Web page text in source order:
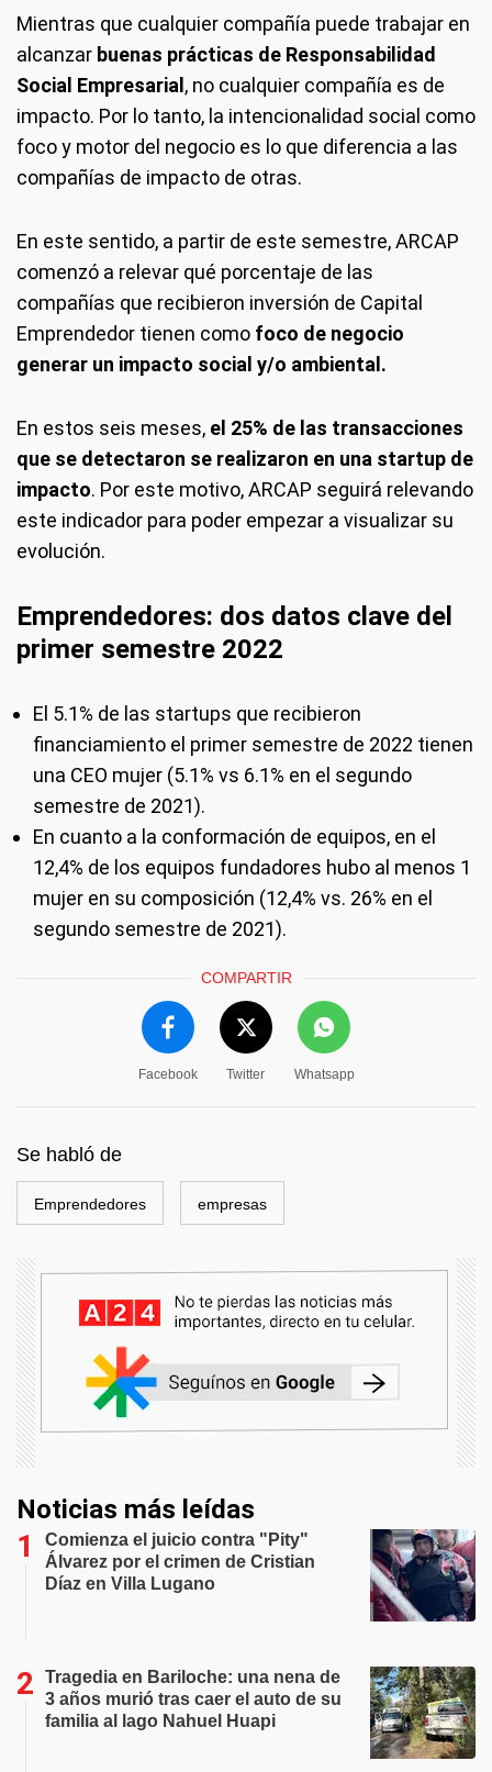
Mientras que cualquier compañía puede trabajar en
alcanzar buenas prácticas de Responsabilidad
Social Empresarial, no cualquier compañía es de
impacto. Por lo tanto, la intencionalidad social como
foco y motor del negocio es lo que diferencia a las
compañías de impacto de otras.
En este sentido, a partir de este semestre, ARCAP
comenzó a relevar qué porcentaje de las
compañías que recibieron inversión de Capital
Emprendedor tienen como foco de negocio
generar un impacto social y/o ambiental.
En estos seis meses, el 25% de las transacciones
que se detectaron se realizaron en una startup de
impacto. Por este motivo, ARCAP seguirá relevando
este indicador para poder empezar a visualizar su
evolución.
Emprendedores: dos datos clave del
primer semestre 2022
El 5.1% de las startups que recibieron
financiamiento el primer semestre de 2022 tienen
una CEO mujer (5.1% vs 6.1% en el segundo
semestre de 2021).
En cuanto a la conformación de equipos, en el
12,4% de los equipos fundadores hubo al menos 1
mujer en su composición (12,4% vs. 26% en el
segundo semestre de 2021).
COMPARTIR
Facebook Twitter Whatsapp
Se habló de
Emprendedores empresas
Noticias más leídas
Comienza el juicio contra "Pity"
Álvarez por el crimen de Cristian
Díaz en Villa Lugano
Tragedia en Bariloche: una nena de
3 años murió tras caer el auto de su
familia al lago Nahuel Huapi